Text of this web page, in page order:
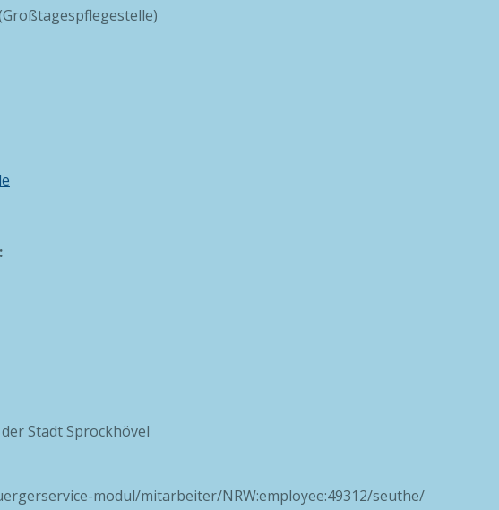
Stadt Sprockhövel
modul/mitarbeiter/NRW:employee:49312/seuthe/